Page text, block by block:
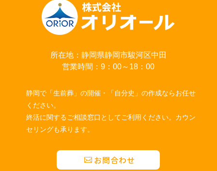
所在地：静岡県静岡市駿河区中田
営業時間：9：00～18：00
静岡で「生前葬」の開催・「自分史」の作成ならお任せ
ください。
終活に関するご相談窓口としてご利用ください。カウン
セリングも承ります。
お問合わせ